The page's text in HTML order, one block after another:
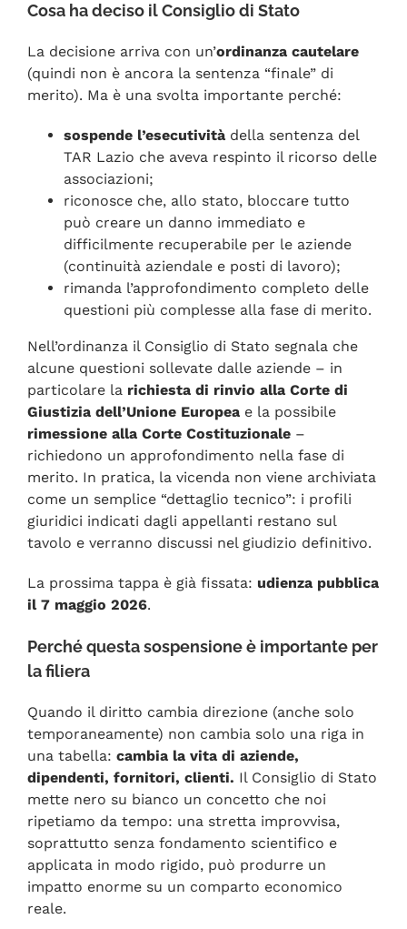
Cosa ha deciso il Consiglio di Stato
La decisione arriva con un’ordinanza cautelare
(quindi non è ancora la sentenza “finale” di
merito). Ma è una svolta importante perché:
sospende l’esecutività della sentenza del
TAR Lazio che aveva respinto il ricorso delle
associazioni;
riconosce che, allo stato, bloccare tutto
può creare un danno immediato e
difficilmente recuperabile per le aziende
(continuità aziendale e posti di lavoro);
rimanda l’approfondimento completo delle
questioni più complesse alla fase di merito.
Nell’ordinanza il Consiglio di Stato segnala che
alcune questioni sollevate dalle aziende – in
particolare la richiesta di rinvio alla Corte di
Giustizia dell’Unione Europea e la possibile
rimessione alla Corte Costituzionale –
richiedono un approfondimento nella fase di
merito. In pratica, la vicenda non viene archiviata
come un semplice “dettaglio tecnico”: i profili
giuridici indicati dagli appellanti restano sul
tavolo e verranno discussi nel giudizio definitivo.
La prossima tappa è già fissata: udienza pubblica
il 7 maggio 2026.
Perché questa sospensione è importante per
la filiera
Quando il diritto cambia direzione (anche solo
temporaneamente) non cambia solo una riga in
una tabella: cambia la vita di aziende,
dipendenti, fornitori, clienti. Il Consiglio di Stato
mette nero su bianco un concetto che noi
ripetiamo da tempo: una stretta improvvisa,
soprattutto senza fondamento scientifico e
applicata in modo rigido, può produrre un
impatto enorme su un comparto economico
reale.